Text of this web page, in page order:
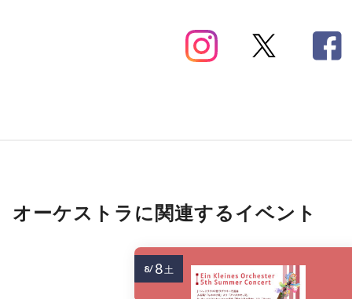
オーケストラに関連するイベント
8/ 8土